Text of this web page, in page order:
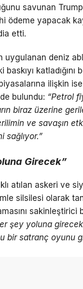
savunan
ödeme yapacak
etti.
uygulanan deniz
katladığını
ilişkin
bulundu: “Petrol
biraz üzerine
ve savaşın
sağlıyor.”
Girecek”
atılan askeri ve
silsilesi olarak
sakinleştirici
şey yoluna
bir satranç oyunu